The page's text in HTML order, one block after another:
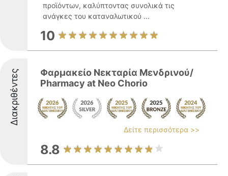
προϊόντων, καλύπτοντας συνολικά τις
ανάγκες του καταναλωτικού ...
10
Διακριθέντες
Φαρμακείο Νεκταρία Μενδρινού/
Pharmacy at Neo Chorio
Δείτε περισσότερα >>
8.8